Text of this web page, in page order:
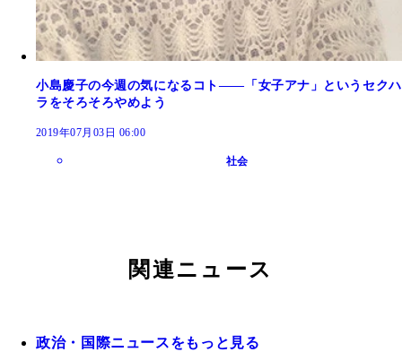
小島慶子の今週の気になるコト――「女子アナ」というセクハ
ラをそろそろやめよう
2019年07月03日 06:00
社会
関連ニュース
政治・国際ニュースをもっと見る